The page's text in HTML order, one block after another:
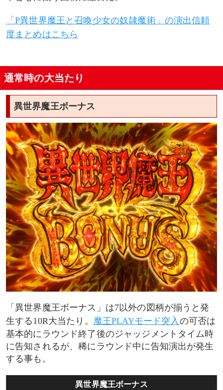
「P異世界魔王と召喚少女の奴隷魔術」の演出信頼
度まとめはこちら
通常時の大当たり
異世界魔王ボーナス
「異世界魔王ボーナス」は7以外の図柄が揃うと発
生する10R大当たり。
魔王PLAYモード突入 の可否は
基本的にラウンド終了後のジャッジメントタイム時
に告知されるが、稀にラウンド中に告知演出が発生
する事も。
異世界魔王ボーナス